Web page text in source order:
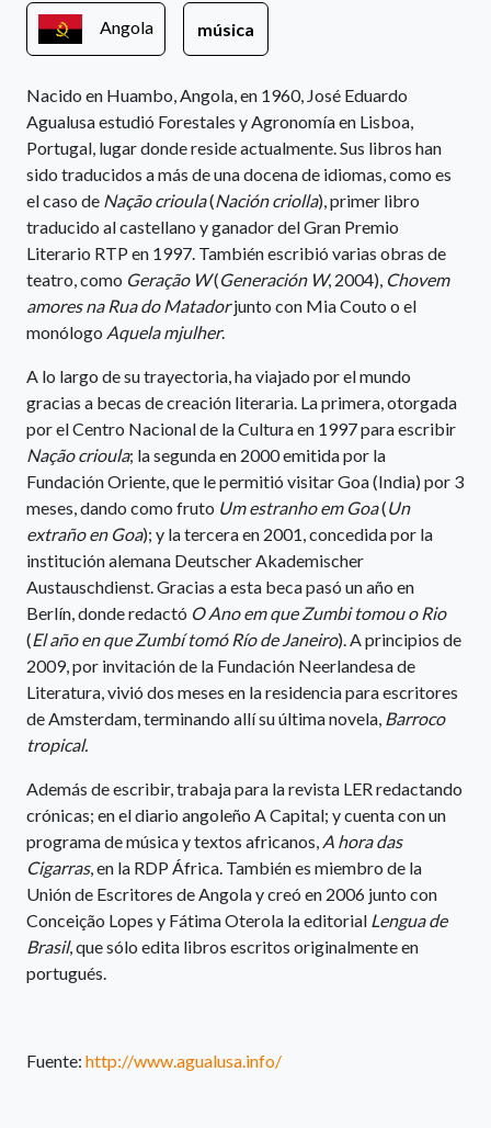
Angola música
Nacido en Huambo, Angola, en 1960, José Eduardo
Agualusa estudió Forestales y Agronomía en Lisboa,
Portugal, lugar donde reside actualmente. Sus libros han
sido traducidos a más de una docena de idiomas, como es
el caso de Nação crioula(Nación criolla), primer libro
traducido al castellano y ganador del Gran Premio
Literario RTP en 1997. También escribió varias obras de
teatro, como Geração W(Generación W, 2004), Chovem
amores na Rua do Matadorjunto con Mia Couto o el
monólogo Aquela mjulher.
A lo largo de su trayectoria, ha viajado por el mundo
gracias a becas de creación literaria. La primera, otorgada
por el Centro Nacional de la Cultura en 1997 para escribir
Nação crioula; la segunda en 2000 emitida por la
Fundación Oriente, que le permitió visitar Goa (India) por 3
meses, dando como fruto Um estranho em Goa(Un
extraño en Goa); y la tercera en 2001, concedida por la
institución alemana Deutscher Akademischer
Austauschdienst. Gracias a esta beca pasó un año en
Berlín, donde redactó O Ano em que Zumbi tomou o Rio
(El año en que Zumbí tomó Río de Janeiro). A principios de
2009, por invitación de la Fundación Neerlandesa de
Literatura, vivió dos meses en la residencia para escritores
de Amsterdam, terminando allí su última novela, Barroco
tropical.
Además de escribir, trabaja para la revista LER redactando
crónicas; en el diario angoleño A Capital; y cuenta con un
programa de música y textos africanos, A hora das
Cigarras, en la RDP África. También es miembro de la
Unión de Escritores de Angola y creó en 2006 junto con
Conceição Lopes y Fátima Oterola la editorial Lengua de
Brasil, que sólo edita libros escritos originalmente en
portugués.
Fuente: http://www.agualusa.info/